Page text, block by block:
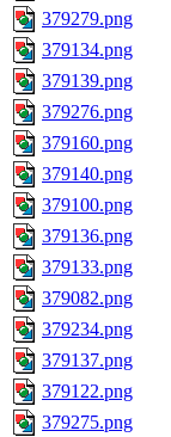
379279.png
379134.png
379139.png
379276.png
379160.png
379140.png
379100.png
379136.png
379133.png
379082.png
379234.png
379137.png
379122.png
379275.png